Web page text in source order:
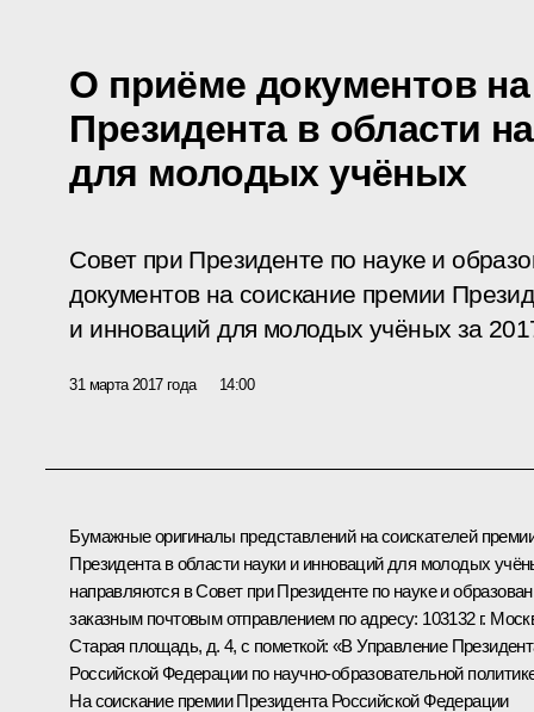
О приёме документов
Президента в области
для молодых учёных
Совет при Президенте по науке и
документов на соискание премии
и инноваций для молодых учёных за
31 марта 2017 года 14:00
Бумажные оригиналы представлений на соискателей
Президента в области науки и инноваций для молодых
направляются в Совет при Президенте по науке и
заказным почтовым отправлением по адресу: 103132 г.
Старая площадь, д. 4, с пометкой: «В Управление
Российской Федерации по научно-образовательной
На соискание премии Президента Российской Федерации